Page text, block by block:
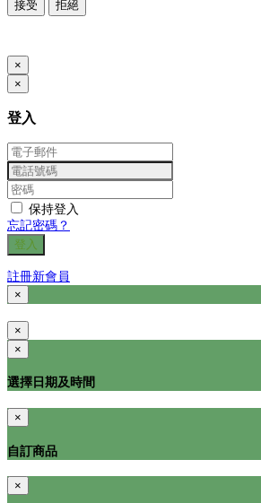
接受 拒絕
×
×
登入
保持登入
忘記密碼？
登入
註冊新會員
×
×
×
選擇日期及時間
×
自訂商品
×